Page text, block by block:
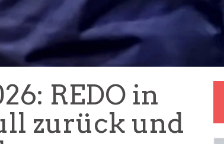
REDO in
zurück und